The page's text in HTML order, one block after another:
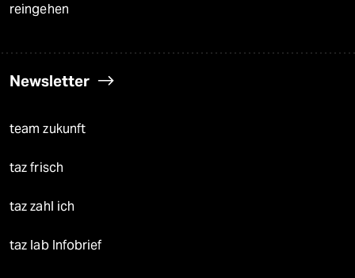
reingehen
Newsletter
team zukunft
taz frisch
taz zahl ich
taz lab Infobrief